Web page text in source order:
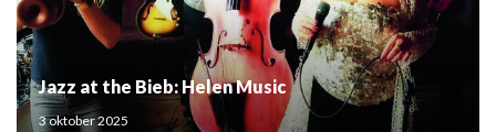
Jazz at the Bieb: Helen Music
3 oktober 2025